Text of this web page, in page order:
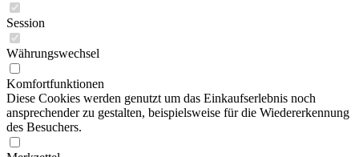
Session
Währungswechsel
Komfortfunktionen
Diese Cookies werden genutzt um das Einkaufserlebnis noch
ansprechender zu gestalten, beispielsweise für die Wiedererkennung
des Besuchers.